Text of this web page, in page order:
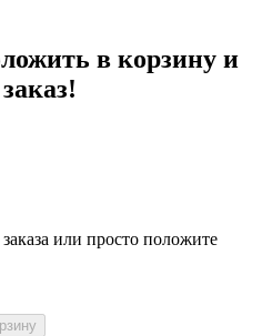
в корзину и
или просто положите